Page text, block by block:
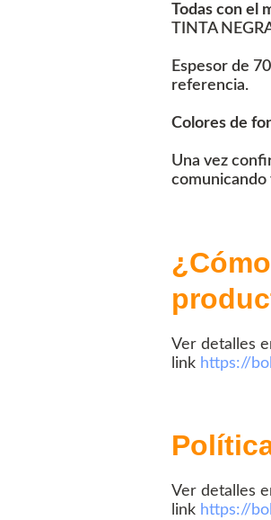
Todas con el
TINTA
Espesor de
referencia.
Colores de
Una vez
comunicando
Ver detalles
link https://
Ver detalles
link https://